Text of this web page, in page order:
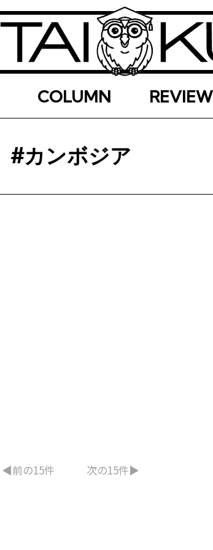
COLUMN REVIEW
#カンボジア
◀︎前の15件 次の15件▶︎